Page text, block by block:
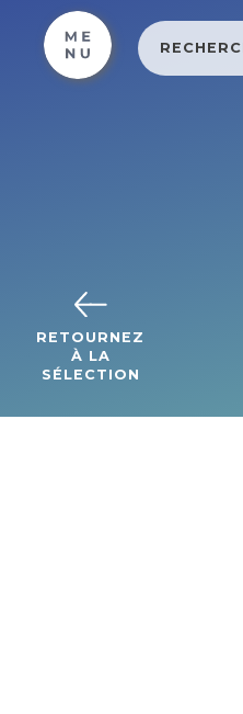
RETOURNEZ
À LA
SÉLECTION
Cookies beheer paneel